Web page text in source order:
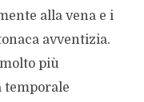
alla vena e i
avventizia.
più
temporale